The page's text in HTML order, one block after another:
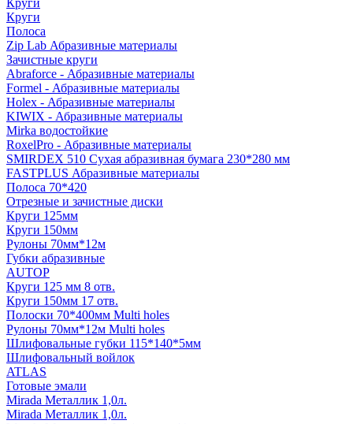
Круги
Круги
Полоса
Zip Lab Абразивные материалы
Зачистные круги
Abraforce - Абразивные материалы
Formel - Абразивные материалы
Holex - Абразивные материалы
KIWIX - Абразивные материалы
Mirka водостойкие
RoxelPro - Абразивные материалы
SMIRDEX 510 Сухая абразивная бумага 230*280 мм
FASTPLUS Абразивные материалы
Полоса 70*420
Отрезные и зачистные диски
Круги 125мм
Круги 150мм
Рулоны 70мм*12м
Губки абразивные
AUTOP
Круги 125 мм 8 отв.
Круги 150мм 17 отв.
Полоски 70*400мм Multi holes
Рулоны 70мм*12м Multi holes
Шлифовальные губки 115*140*5мм
Шлифовальный войлок
ATLAS
Готовые эмали
Mirada Металлик 1,0л.
Mirada Металлик 1,0л.